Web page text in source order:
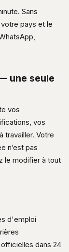
Sans
pays et le
une seule
vos
vos
travailler. Votre
n’est pas
le modifier à tout
d'emploi
dans 24